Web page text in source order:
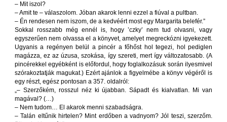
– Mit iszol?
– Amit te – válaszolom. Jóban akarok lenni ezzel a fiúval a pultban.
– Én rendesen nem iszom, de a kedvéért most egy Margarita belefér.”
Sokkal rosszabb még ennél is, hogy ’czky’ nem tud olvasni, vagy
egyszerűen nem olvassa el a könyvet, amelyet megreckózni igyekezett.
Ugyanis a regényen belül a pincér a főhőst hol tegezi, hol pediglen
magázza, ez az úzusa, szokása, így szereti, mert így változatosabb. (A
pincérekkel egyébként is előfordul, hogy foglalkozásuk során ilyesmivel
szórakoztatják magukat.) Ezért ajánlok a figyelmébe a könyv végéről is
egy részt, egész pontosan a 357. oldalról:
„– Szerzőkém, rosszul néz ki újabban. Sápadt és kialvatlan. Mi van
magával? (…)
– Nem tudom… El akarok menni szabadságra.
– Talán eltűnik hirtelen? Mint erdőben a vadnyom? Jól teszi, szerzőm.